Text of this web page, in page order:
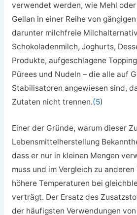
verwendet werden, wie Mehl
Gellan in einer Reihe von
darunter milchfreie
Schokoladenmilch, Joghurts,
Produkte, aufgeschlagene
Pürees und Nudeln – die alle auf
Stabilisatoren angewiesen sind,
Zutaten nicht trennen.(5)
Einer der Gründe, warum dieser
Lebensmittelherstellung
dass er nur in kleinen Mengen
muss und im Vergleich zu
höhere Temperaturen bei
verträgt. Der Ersatz des
der häufigsten Verwendungen